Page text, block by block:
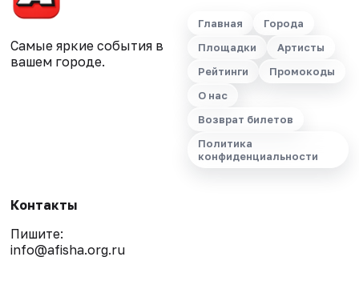
Самые яркие события в
вашем городе.
Главная
Города
Площадки
Артисты
Рейтинги
Промокоды
О нас
Возврат билетов
Политика
конфиденциальности
Контакты
Пишите:
info@afisha.org.ru